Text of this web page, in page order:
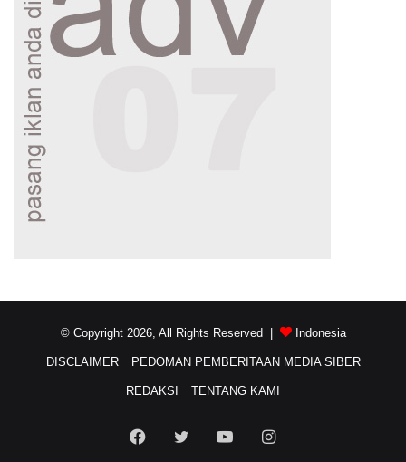
© Copyright 2026, All Rights Reserved | Indonesia
DISCLAIMER PEDOMAN PEMBERITAAN MEDIA SIBER
REDAKSI TENTANG KAMI
Facebook
Twitter YouTubeInstagram